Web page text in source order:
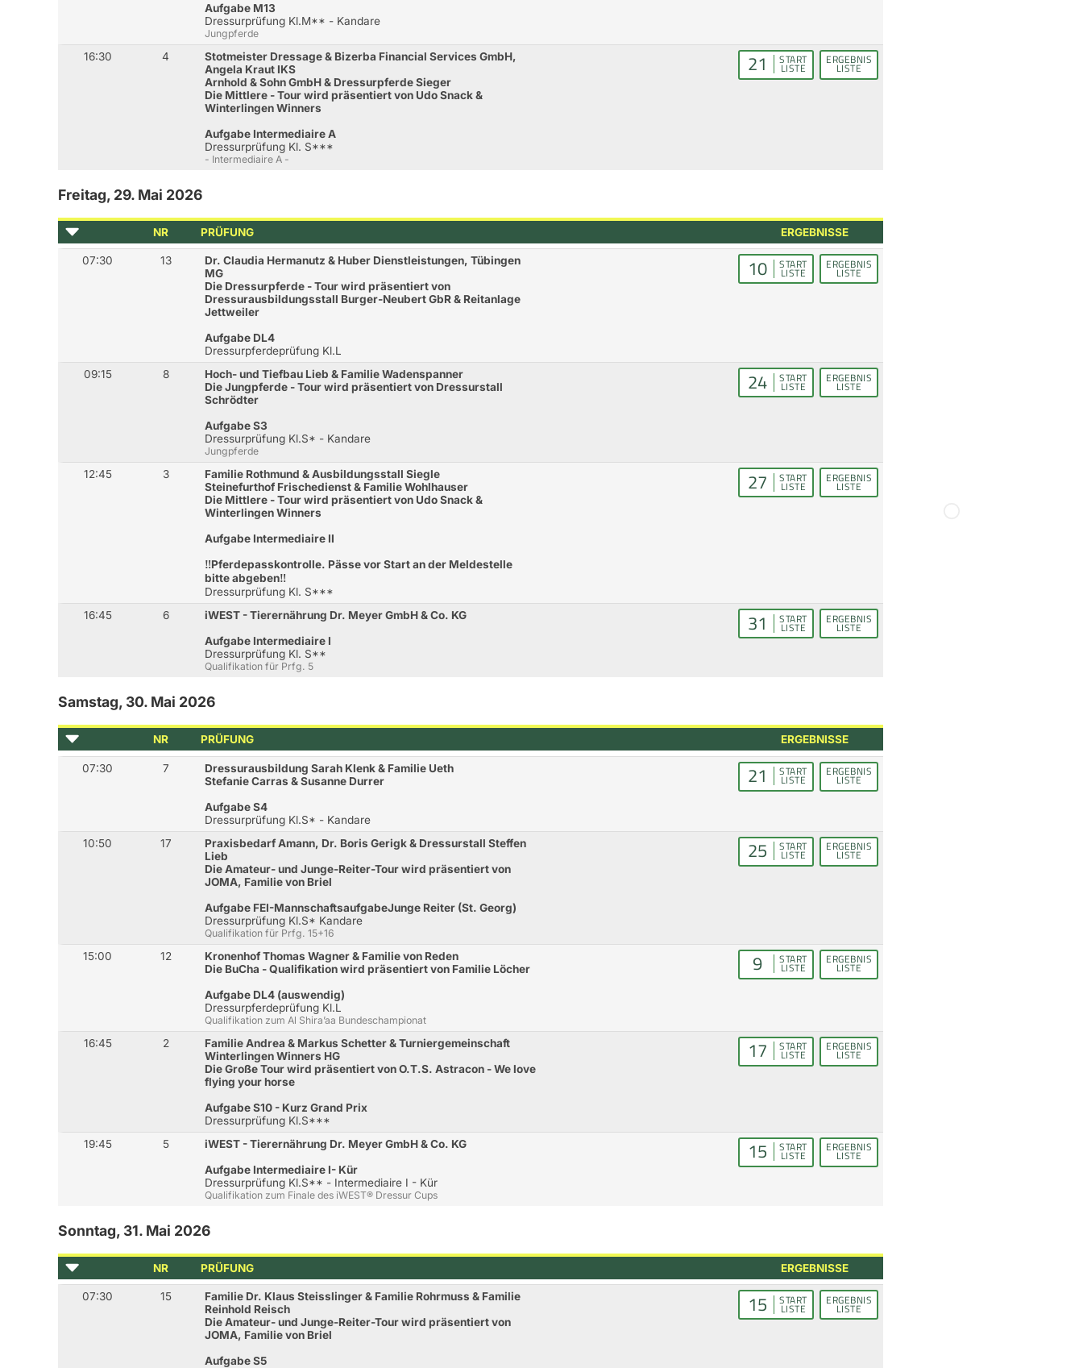
Aufgabe M13
Dressurprüfung Kl.M** - Kandare
Jungpferde
16:30 4
Stotmeister Dressage & Bizerba Financial Services GmbH,
Angela Kraut IKS
Arnhold & Sohn GmbH & Dressurpferde Sieger
Die Mittlere - Tour wird präsentiert von Udo Snack &
Winterlingen Winners
Aufgabe Intermediaire A
Dressurprüfung Kl. S***
- Intermediaire A -
21 START
LISTE
ERGEBNIS
LISTE
Freitag, 29. Mai 2026
NR PRÜFUNG ERGEBNISSE
07:30 13
Dr. Claudia Hermanutz & Huber Dienstleistungen, Tübingen
MG
Die Dressurpferde - Tour wird präsentiert von
Dressurausbildungsstall Burger-Neubert GbR & Reitanlage
Jettweiler
Aufgabe DL4
Dressurpferdeprüfung Kl.L
10 START
LISTE
ERGEBNIS
LISTE
09:15 8
Hoch- und Tiefbau Lieb & Familie Wadenspanner
Die Jungpferde - Tour wird präsentiert von Dressurstall
Schrödter
Aufgabe S3
Dressurprüfung Kl.S* - Kandare
Jungpferde
24 START
LISTE
ERGEBNIS
LISTE
12:45 3
Familie Rothmund & Ausbildungsstall Siegle
Steinefurthof Frischedienst & Familie Wohlhauser
Die Mittlere - Tour wird präsentiert von Udo Snack &
Winterlingen Winners
Aufgabe Intermediaire II
‼️Pferdepasskontrolle. Pässe vor Start an der Meldestelle
bitte abgeben‼️
Dressurprüfung Kl. S***
27 START
LISTE
ERGEBNIS
LISTE
16:45 6
iWEST - Tierernährung Dr. Meyer GmbH & Co. KG
Aufgabe Intermediaire I
Dressurprüfung Kl. S**
Qualifikation für Prfg. 5
31 START
LISTE
ERGEBNIS
LISTE
Samstag, 30. Mai 2026
NR PRÜFUNG ERGEBNISSE
07:30 7
Dressurausbildung Sarah Klenk & Familie Ueth
Stefanie Carras & Susanne Durrer
Aufgabe S4
Dressurprüfung Kl.S* - Kandare
21 START
LISTE
ERGEBNIS
LISTE
10:50 17
Praxisbedarf Amann, Dr. Boris Gerigk & Dressurstall Steffen
Lieb
Die Amateur- und Junge-Reiter-Tour wird präsentiert von
JOMA, Familie von Briel
Aufgabe FEI-MannschaftsaufgabeJunge Reiter (St. Georg)
Dressurprüfung Kl.S* Kandare
Qualifikation für Prfg. 15+16
25 START
LISTE
ERGEBNIS
LISTE
15:00 12
Kronenhof Thomas Wagner & Familie von Reden
Die BuCha - Qualifikation wird präsentiert von Familie Löcher
Aufgabe DL4 (auswendig)
Dressurpferdeprüfung Kl.L
Qualifikation zum Al Shira’aa Bundeschampionat
9 START
LISTE
ERGEBNIS
LISTE
16:45 2
Familie Andrea & Markus Schetter & Turniergemeinschaft
Winterlingen Winners HG
Die Große Tour wird präsentiert von O.T.S. Astracon - We love
flying your horse
Aufgabe S10 - Kurz Grand Prix
Dressurprüfung Kl.S***
17 START
LISTE
ERGEBNIS
LISTE
19:45 5
iWEST - Tierernährung Dr. Meyer GmbH & Co. KG
Aufgabe Intermediaire I- Kür
Dressurprüfung Kl.S** - Intermediaire I - Kür
Qualifikation zum Finale des iWEST® Dressur Cups
15 START
LISTE
ERGEBNIS
LISTE
Sonntag, 31. Mai 2026
NR PRÜFUNG ERGEBNISSE
07:30 15
Familie Dr. Klaus Steisslinger & Familie Rohrmuss & Familie
Reinhold Reisch
Die Amateur- und Junge-Reiter-Tour wird präsentiert von
JOMA, Familie von Briel
Aufgabe S5
15 START
LISTE
ERGEBNIS
LISTE